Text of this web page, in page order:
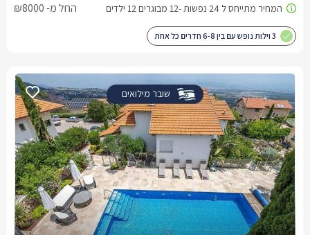
החל מ- ₪8000
3 וילות נופש עם בין 6-8 חדרים כל אחת
שובר מילואים